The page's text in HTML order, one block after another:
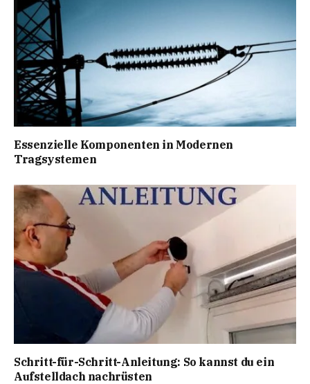
Essenzielle Komponenten in Modernen
Tragsystemen
Schritt-für-Schritt-Anleitung: So kannst du ein
Aufstelldach nachrüsten